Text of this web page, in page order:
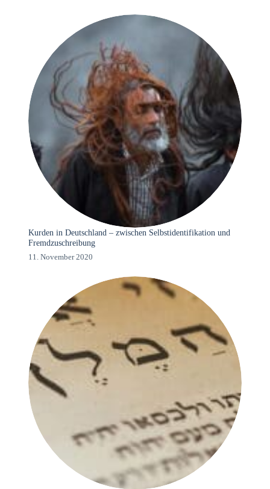
Kurden in Deutschland – zwischen Selbstidentifikation und
Fremdzuschreibung
11. November 2020